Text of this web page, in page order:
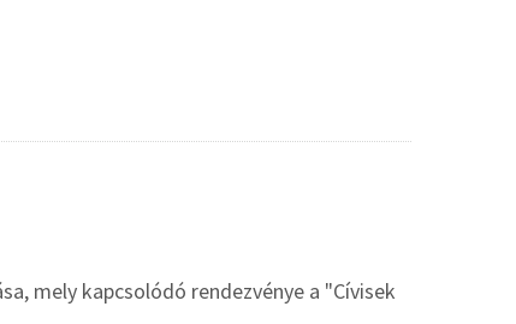
mely kapcsolódó rendezvénye a "Cívisek